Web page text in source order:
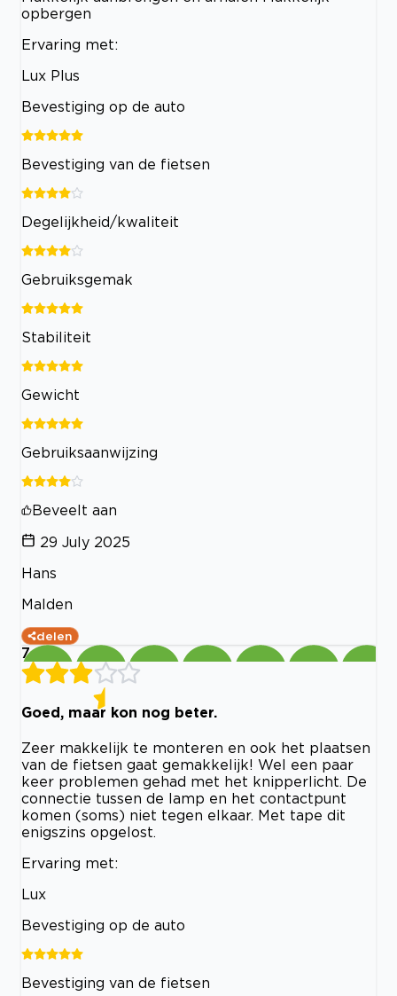
opbergen
Ervaring met:
Lux Plus
Bevestiging op de auto
Bevestiging van de fietsen
Degelijkheid/kwaliteit
Gebruiksgemak
Stabiliteit
Gewicht
Gebruiksaanwijzing
Beveelt aan
29 July 2025
Hans
Malden
delen
7
Goed, maar kon nog beter.
Zeer makkelijk te monteren en ook het plaatsen
van de fietsen gaat gemakkelijk! Wel een paar
keer problemen gehad met het knipperlicht. De
connectie tussen de lamp en het contactpunt
komen (soms) niet tegen elkaar. Met tape dit
enigszins opgelost.
Ervaring met:
Lux
Bevestiging op de auto
Bevestiging van de fietsen